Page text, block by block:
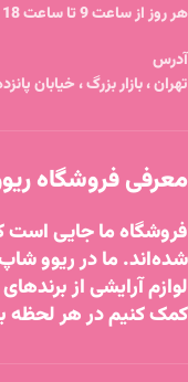
هر روز از ساعت 9 تا ساعت 18 پاسخگو شما عزیزان هستیم.
آدرس
تهران ، بازار بزرگ ، خیابان
معرفی فروشگاه
فروشگاه ما جایی است
شده‌اند. ما در ریوو
لوازم آرایشی از
کمک کنیم در هر لحظه